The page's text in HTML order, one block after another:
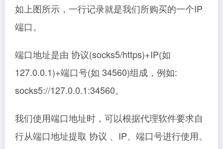
如上图所示，一行记录就是我们所购买的一个IP
端口。
端口地址是由 协议(socks5/https)+IP(如
127.0.0.1)+端口号(如 34560)组成，例如:
socks5://127.0.0.1:34560。
我们使用端口地址时，可以根据代理软件要求自
行从端口地址提取 协议 、IP、端口号进行使用。